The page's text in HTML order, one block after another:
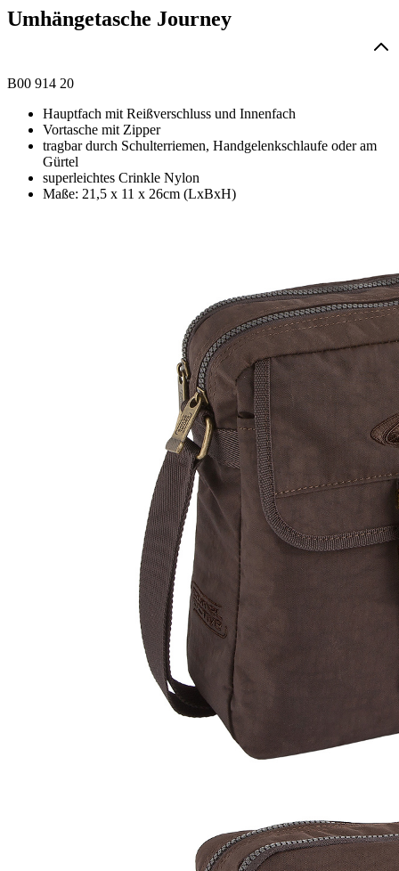
Umhängetasche Journey
B00 914 20
Hauptfach mit Reißverschluss und Innenfach
Vortasche mit Zipper
tragbar durch Schulterriemen, Handgelenkschlaufe oder am
Gürtel
superleichtes Crinkle Nylon
Maße: 21,5 x 11 x 26cm (LxBxH)